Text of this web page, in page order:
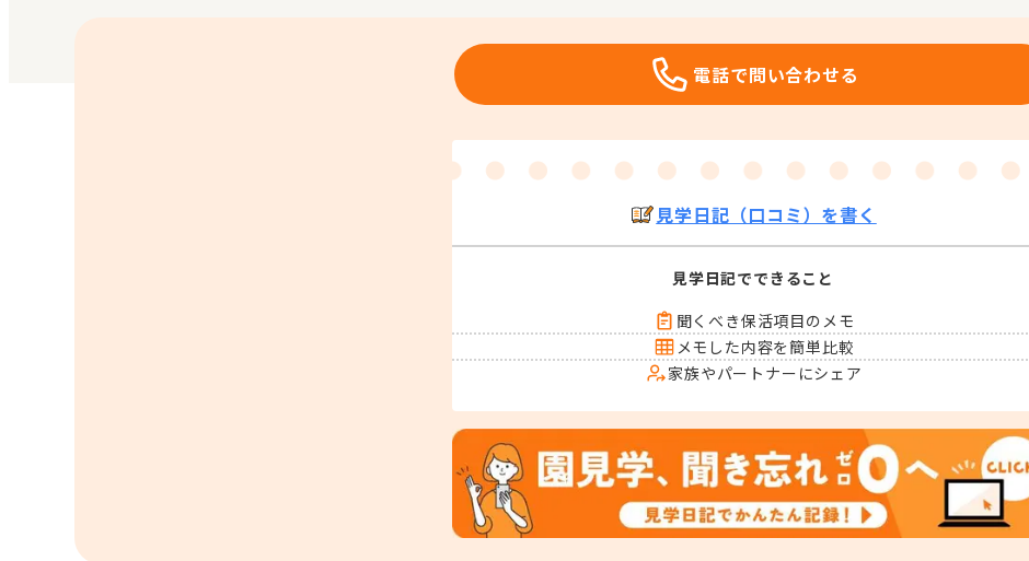
電話で問い合わせる
見学日記（口コミ）を書く
見学日記でできること
聞くべき保活項目のメモ
メモした内容を簡単比較
家族やパートナーにシェア